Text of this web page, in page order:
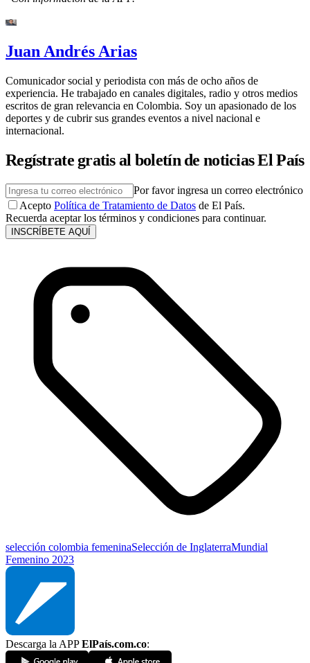
Juan Andrés Arias
Comunicador social y periodista con más de ocho años de
experiencia. He trabajado en canales digitales, radio y otros medios
escritos de gran relevancia en Colombia. Soy un apasionado de los
deportes y de cubrir sus grandes eventos a nivel nacional e
internacional.
Regístrate gratis al boletín de noticias El País
Por favor ingresa un correo electrónico
Acepto Política de Tratamiento de Datos de El País.
Recuerda aceptar los términos y condiciones para continuar.
INSCRÍBETE AQUÍ
selección colombia femeninaSelección de InglaterraMundial
Femenino 2023
Descarga la APPElPaís.com.co: